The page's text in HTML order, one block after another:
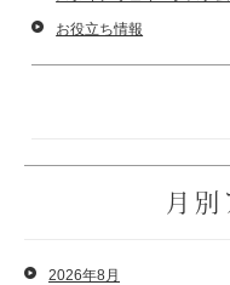
お役立ち情報
月
2026年8月